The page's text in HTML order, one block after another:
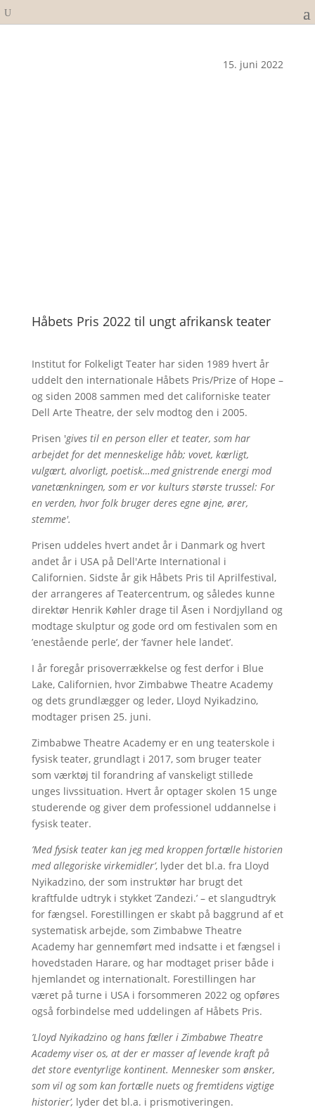
15. juni 2022
Håbets Pris 2022 til ungt afrikansk teater
Institut for Folkeligt Teater har siden 1989 hvert år
uddelt den internationale Håbets Pris/Prize of Hope –
og siden 2008 sammen med det californiske teater
Dell Arte Theatre, der selv modtog den i 2005.
Prisen 'gives til en person eller et teater, som har
arbejdet for det menneskelige håb; vovet, kærligt,
vulgært, alvorligt, poetisk…med gnistrende energi mod
vanetænkningen, som er vor kulturs største trussel: For
en verden, hvor folk bruger deres egne øjne, ører,
stemme'.
Prisen uddeles hvert andet år i Danmark og hvert
andet år i USA på Dell'Arte International i
Californien. Sidste år gik Håbets Pris til Aprilfestival,
der arrangeres af Teatercentrum, og således kunne
direktør Henrik Køhler drage til Åsen i Nordjylland og
modtage skulptur og gode ord om festivalen som en
’enestående perle’, der ’favner hele landet’.
I år foregår prisoverrækkelse og fest derfor i Blue
Lake, Californien, hvor Zimbabwe Theatre Academy
og dets grundlægger og leder, Lloyd Nyikadzino,
modtager prisen 25. juni.
Zimbabwe Theatre Academy er en ung teaterskole i
fysisk teater, grundlagt i 2017, som bruger teater
som værktøj til forandring af vanskeligt stillede
unges livssituation. Hvert år optager skolen 15 unge
studerende og giver dem professionel uddannelse i
fysisk teater.
’Med fysisk teater kan jeg med kroppen fortælle historien
med allegoriske virkemidler’, lyder det bl.a. fra Lloyd
Nyikadzino, der som instruktør har brugt det
kraftfulde udtryk i stykket ’Zandezi.’ – et slangudtryk
for fængsel. Forestillingen er skabt på baggrund af et
systematisk arbejde, som Zimbabwe Theatre
Academy har gennemført med indsatte i et fængsel i
hovedstaden Harare, og har modtaget priser både i
hjemlandet og internationalt. Forestillingen har
været på turne i USA i forsommeren 2022 og opføres
også forbindelse med uddelingen af Håbets Pris.
’Lloyd Nyikadzino og hans fæller i Zimbabwe Theatre
Academy viser os, at der er masser af levende kraft på
det store eventyrlige kontinent. Mennesker som ønsker,
som vil og som kan fortælle nuets og fremtidens vigtige
historier’, lyder det bl.a. i prismotiveringen.